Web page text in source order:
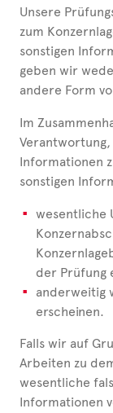
Unsere
zum
sonstigen
geben wir
andere Form
Im
Informationen
sonstigen
wesentliche
der Prüfung
anderweitig
erscheinen.
Falls wir auf
Arbeiten zu
wesentliche
Informationen